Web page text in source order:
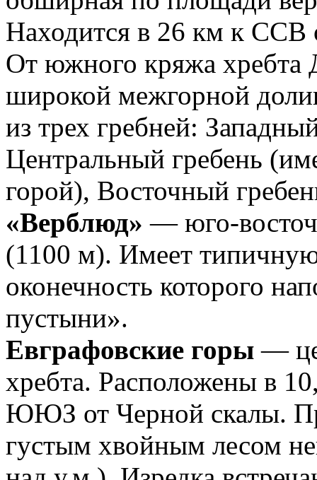
Находится в 26 км к ССВ
От южного кряжа хребта
широкой межгорной
из трех гребней:
Центральный гребень
горой), Восточный
«Верблюд» — юго-
(1100 м). Имеет
оконечность которого
пустыни».
Евграфовские горы —
хребта. Расположены в
ЮЮЗ от Черной скалы.
густым хвойным лесом